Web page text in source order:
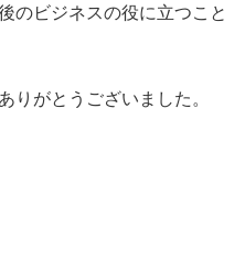
のビジネスの役に立つこと
りがとうございました。